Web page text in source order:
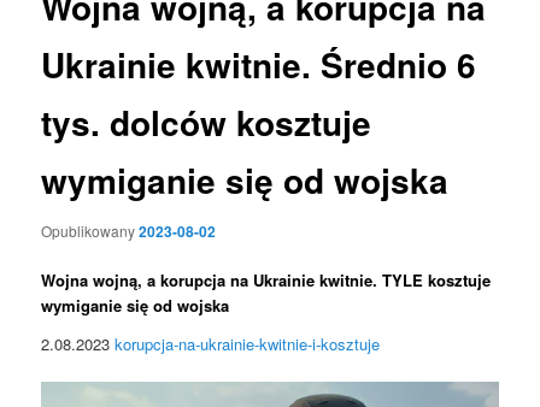
Ukrainie kwitnie. Średnio 6
tys. dolców kosztuje
wymiganie się od wojska
Opublikowany2023-08-02
Wojna wojną, a korupcja na Ukrainie kwitnie. TYLE kosztuje
wymiganie się od wojska
2.08.2023korupcja-na-ukrainie-kwitnie-i-kosztuje